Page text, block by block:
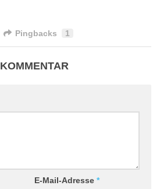
Pingbacks 1
E-Mail-Adresse *